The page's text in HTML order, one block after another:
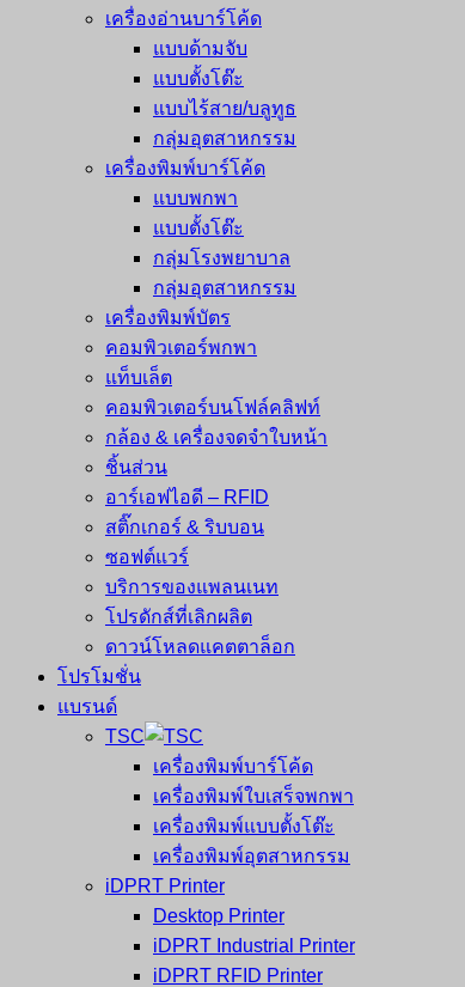
เครื่องอ่านบาร์โค้ด
แบบด้ามจับ
แบบตั้งโต๊ะ
แบบไร้สาย/บลูทูธ
กลุ่มอุตสาหกรรม
เครื่องพิมพ์บาร์โค้ด
แบบพกพา
แบบตั้งโต๊ะ
กลุ่มโรงพยาบาล
กลุ่มอุตสาหกรรม
เครื่องพิมพ์บัตร
คอมพิวเตอร์พกพา
แท็บเล็ต
คอมพิวเตอร์บนโฟล์คลิฟท์
กล้อง & เครื่องจดจำใบหน้า
ชิ้นส่วน
อาร์เอฟไอดี – RFID
สติ๊กเกอร์ & ริบบอน
ซอฟต์แวร์
บริการของแพลนเนท
โปรดักส์ที่เลิกผลิต
ดาวน์โหลดแคตตาล็อก
โปรโมชั่น
แบรนด์
TSC
เครื่องพิมพ์บาร์โค้ด
เครื่องพิมพ์ใบเสร็จพกพา
เครื่องพิมพ์แบบตั้งโต๊ะ
เครื่องพิมพ์อุตสาหกรรม
iDPRT Printer
Desktop Printer
iDPRT Industrial Printer
iDPRT RFID Printer